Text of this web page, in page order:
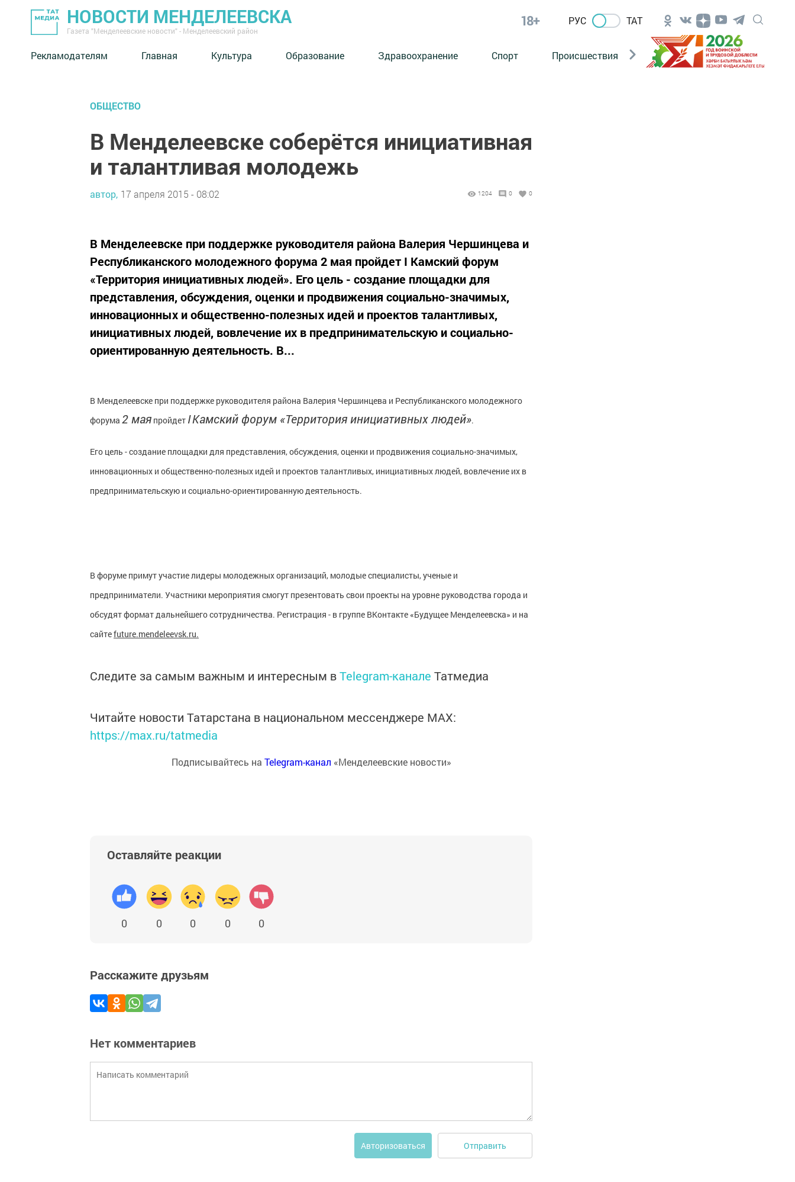
НОВОСТИ МЕНДЕЛЕЕВСКА
Газета "Менделеевские новости" - Менделеевский район
18+ РУС ТАТ
Рекламодателям Главная Культура Образование Здравоохранение Спорт Происшествия Новости Госавтоинспекции
ОБЩЕСТВО
В Менделеевске соберётся инициативная
и талантливая молодежь
автор, 17 апреля 2015 - 08:02 1204 0 0
В Менделеевске при поддержке руководителя района Валерия Чершинцева и
Республиканского молодежного форума 2 мая пройдет I Камский форум
«Территория инициативных людей». Его цель - создание площадки для
представления, обсуждения, оценки и продвижения социально-значимых,
инновационных и общественно-полезных идей и проектов талантливых,
инициативных людей, вовлечение их в предпринимательскую и социально-
ориентированную деятельность. В...
В Менделеевске при поддержке руководителя района Валерия Чершинцева и Республиканского молодежного
форума 2 мая пройдет IКамский форум «Территория инициативных людей».
Его цель - создание площадки для представления, обсуждения, оценки и продвижения социально-значимых,
инновационных и общественно-полезных идей и проектов талантливых, инициативных людей, вовлечение их в
предпринимательскую и социально-ориентированную деятельность.
В форуме примут участие лидеры молодежных организаций, молодые специалисты, ученые и
предприниматели. Участники мероприятия смогут презентовать свои проекты на уровне руководства города и
обсудят формат дальнейшего сотрудничества. Регистрация - в группе ВКонтакте «Будущее Менделеевска» и на
сайтеfuture.mendeleevsk.ru.
Следите за самым важным и интересным вTelegram-канале Татмедиа
Читайте новости Татарстана в национальном мессенджере MАХ:
https://max.ru/tatmedia
Подписывайтесь на Telegram-канал «Менделеевские новости»
Оставляйте реакции
0 0 0 0 0
Расскажите друзьям
Нет комментариев
Авторизоваться Отправить